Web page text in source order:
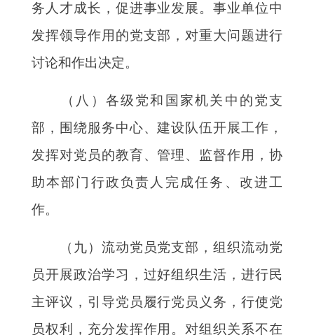
务人才成长，促进事业发展。事业单位中
发挥领导作用的党支部，对重大问题进行
讨论和作出决定。
（八）各级党和国家机关中的党支
部，围绕服务中心、建设队伍开展工作，
发挥对党员的教育、管理、监督作用，协
助本部门行政负责人完成任务、改进工
作。
（九）流动党员党支部，组织流动党
员开展政治学习，过好组织生活，进行民
主评议，引导党员履行党员义务，行使党
员权利，充分发挥作用。对组织关系不在